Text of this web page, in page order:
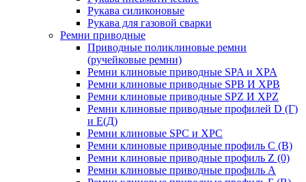
Рукава силиконовые
Рукава для газовой сварки
Ремни приводные
Приводные поликлиновые ремни
(ручейковые ремни)
Ремни клиновые приводные SPA и XPA
Ремни клиновые приводные SPB И XPB
Ремни клиновые приводные SPZ И XPZ
Ремни клиновые приводные профилей D (Г)
и Е(Д)
Ремни клиновые SPC и XPC
Ремни клиновые приводные профиль C (В)
Ремни клиновые приводные профиль Z (0)
Ремни клиновые приводные профиль А